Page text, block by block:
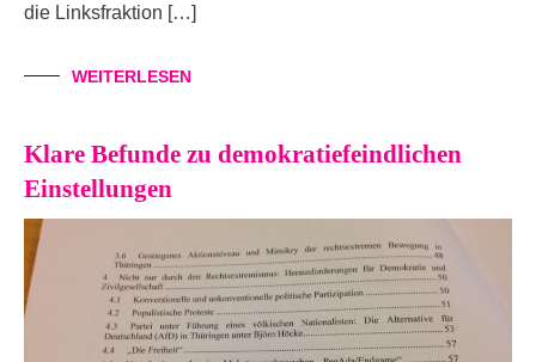
die Linksfraktion […]
WEITERLESEN
Klare Befunde zu demokratiefeindlichen
Einstellungen